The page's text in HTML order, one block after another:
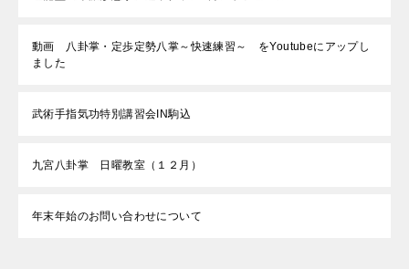
動画 八卦掌・定歩定勢八掌～快速練習～ をYoutubeにアップし
ました
武術手指気功特別講習会IN駒込
九宮八卦掌 日曜教室（１２月）
年末年始のお問い合わせについて